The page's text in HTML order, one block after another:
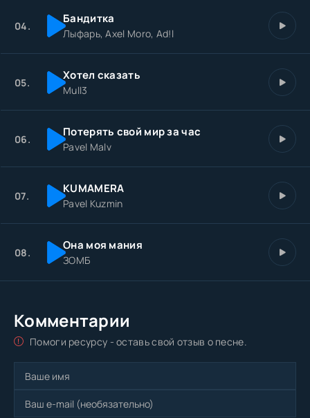
04. Бандитка
Лыфарь, Axel Moro, Ad!l
05. Хотел сказать
Mull3
06. Потерять свой мир за час
Pavel Malv
07. KUMAMERA
Pavel Kuzmin
08. Она моя мания
ЗОМБ
Комментарии
Помоги ресурсу - оставь свой отзыв о песне.